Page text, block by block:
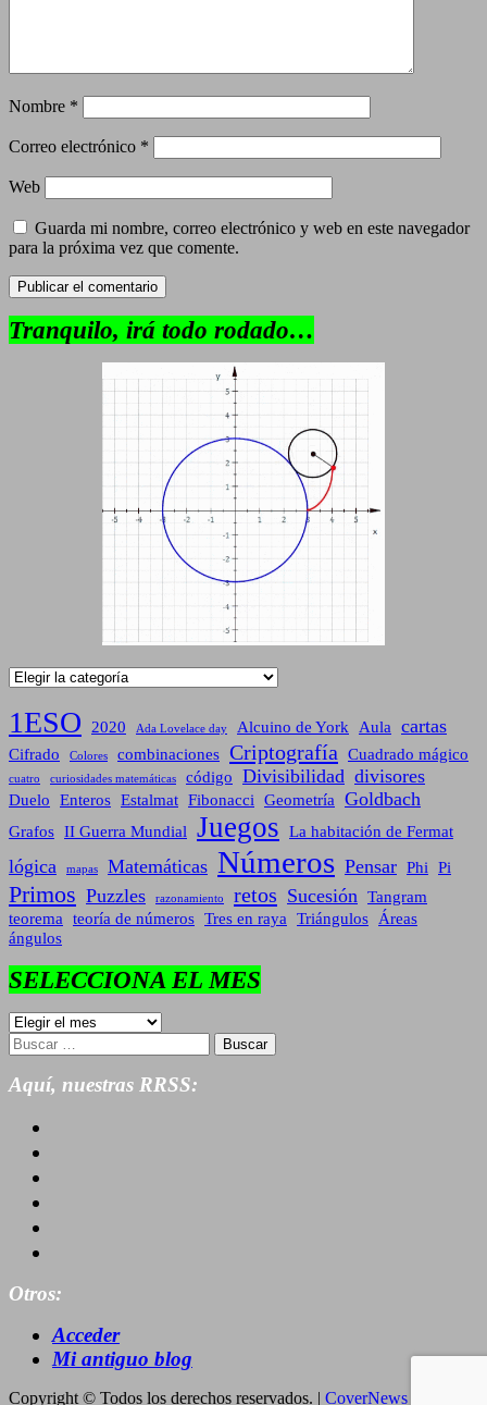
Nombre *
Correo electrónico *
Web
Guarda mi nombre, correo electrónico y web en este navegador
para la próxima vez que comente.
Tranquilo, irá todo rodado…
Categorías
1ESO 2020 Ada Lovelace day Alcuino de York Aula cartas
Cifrado Colores combinaciones Criptografía Cuadrado mágico
cuatro curiosidades matemáticas código Divisibilidad divisores
Duelo Enteros Estalmat Fibonacci Geometría Goldbach
Grafos II Guerra Mundial Juegos La habitación de Fermat
lógica mapas Matemáticas Números Pensar Phi Pi
Primos Puzzles razonamiento retos Sucesión Tangram
teorema teoría de números Tres en raya Triángulos Áreas
ángulos
SELECCIONA EL MES
SELECCIONA
EL
MES
Buscar:
Aquí, nuestras RRSS:
Otros:
Acceder
Mi antiguo blog
Copyright © Todos los derechos reservados. | CoverNews